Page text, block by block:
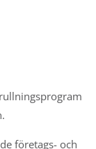
företags- och